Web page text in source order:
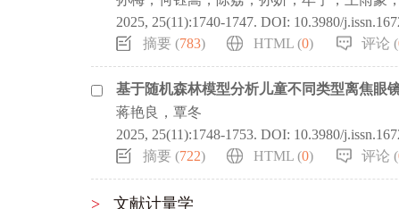
2025, 25(11):1740-1747. DOI: 10.3980/
摘要 (783) HTML (0) 评论 (
基于随机森林模型分析儿童不同类型离焦眼
蒋艳良，覃冬
2025, 25(11):1748-1753. DOI: 10.3980/
摘要 (722) HTML (0) 评论 (
> 文献计量学